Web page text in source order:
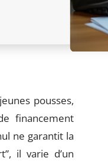
pousses,
financement
ne garantit la
il varie d’un